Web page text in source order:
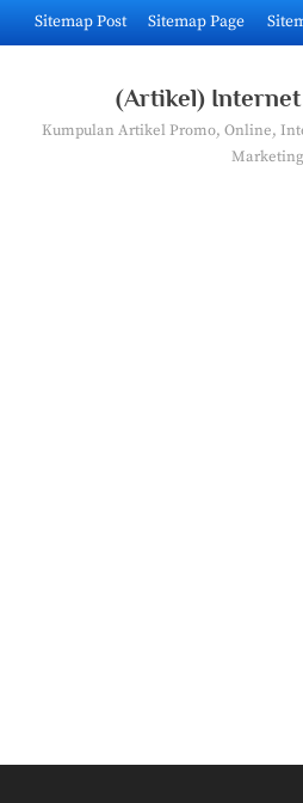
Skip
to
Sitemap Post Sitemap Page
(Artikel)
Kumpulan Artikel Promo, Online,
Marketing